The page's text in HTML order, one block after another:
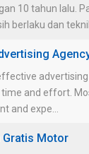
10 tahun lalu.
berlaku dan teknik
and effort.
and expe...
Gratis Motor